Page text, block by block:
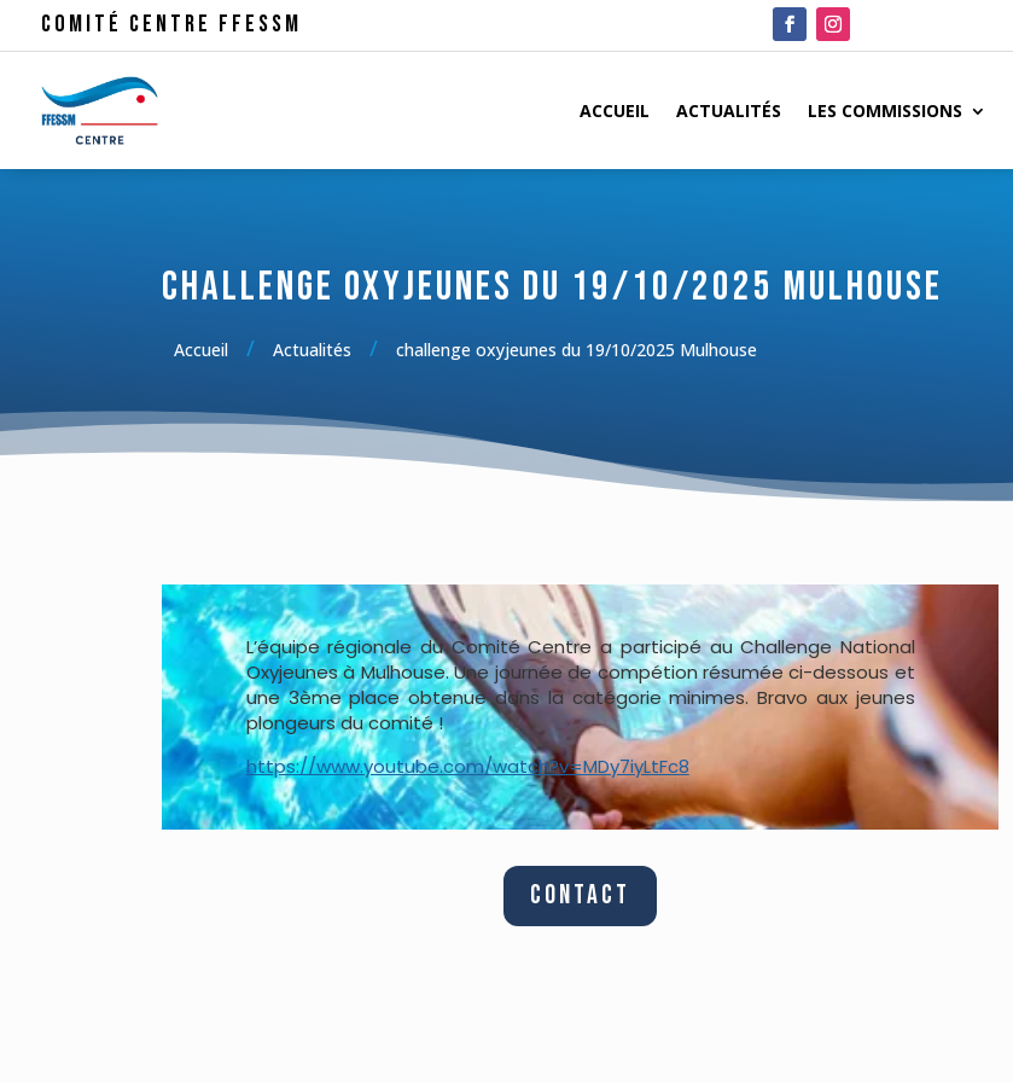
Comité Centre FFESSM
ACCUEIL ACTUALITÉS LES COMMISSIONS
challenge oxyjeunes du 19/10/2025 Mulhouse
Accueil / Actualités / challenge oxyjeunes du 19/10/2025 Mulhouse
L’équipe régionale du Comité Centre a participé au Challenge National
Oxyjeunes à Mulhouse. Une journée de compétion résumée ci-dessous et
une 3ème place obtenue dans la catégorie minimes. Bravo aux jeunes
plongeurs du comité !
https://www.youtube.com/watch?v=MDy7iyLtFc8
Contact